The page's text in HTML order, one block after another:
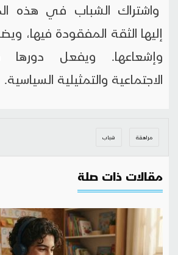
واشتراك الشباب في هذه
إليها الثقة المفقودة فيها،
وإشعاعها. ويفعل
الاجتماعية والتمثيلية السياسية.
مراهقة شباب
مقالات ذات صلة